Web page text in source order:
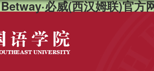
Betway·必威(西汉姆联)官